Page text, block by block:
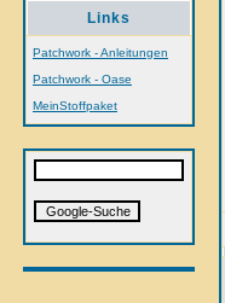
Links
Patchwork - Anleitungen
Patchwork - Oase
MeinStoffpaket